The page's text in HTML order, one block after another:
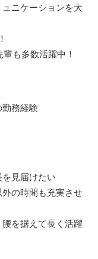
ニケーションを大
も多数活躍中！
務経験
見届けたい
の時間も充実させ
を据えて長く活躍